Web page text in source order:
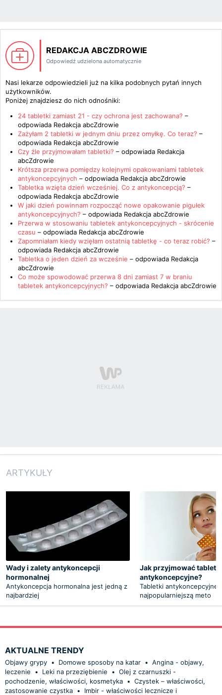
REDAKCJA ABCZDROWIE
Odpowiedź udzielona automatycznie
Nasi lekarze odpowiedzieli już na kilka podobnych pytań innych
użytkowników.
Poniżej znajdziesz do nich odnośniki:
24 tabletki zamiast 21 - czy ochrona jest zachowana? –
odpowiada Redakcja abcZdrowie
Zażyłam 2 tabletki w jednym dniu przez omyłkę. Co teraz? –
odpowiada Redakcja abcZdrowie
Czy źle przyjmowałam tabletki? – odpowiada Redakcja
abcZdrowie
Krótsza przerwa pomiędzy kolejnymi opakowaniami tabletek
antykoncepcyjnych – odpowiada Redakcja abcZdrowie
Tabletka wzięta dzień wcześniej. Co z antykoncepcją? –
odpowiada Redakcja abcZdrowie
W jaki dzień powinnam rozpocząć nowe opakowanie pigułek
antykoncepcyjnych? – odpowiada Redakcja abcZdrowie
Przerwa w stosowaniu tabletek antykoncepcyjnych - skrócenie
czasu – odpowiada Redakcja abcZdrowie
Zapomniałam kiedy wzięłam ostatnią tabletkę - co teraz robić? –
odpowiada Redakcja abcZdrowie
Tabletka o jeden dzień za wcześnie – odpowiada Redakcja
abcZdrowie
Co może spowodować przerwa 8 dni zamiast 7 w braniu
tabletek antykoncepcyjnych? – odpowiada Redakcja abcZdrowie
ARTYKUŁY
Wady i zalety antykoncepcji
hormonalnej
Antykoncepcja hormonalna jest jedną z
najbardziej
Jak przyjmować tabletki
antykoncepcyjne?
Tabletki antykoncepcyjne
najpopularniejszą meto
AKTUALNE TRENDY
Objawy grypy • Domowe sposoby na katar • Angina - objawy,
leczenie
• Leki na przeziębienie • Olej z czarnuszki -
pochodzenie, właściwości, kosmetyka • Czystek – właściwości,
zastosowanie czystka •
Imbir - właściwości lecznicze i